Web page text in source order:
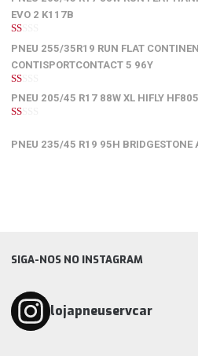
EVO 2 K117B
1
de
5
PNEU 255/35R19 RUN FLAT
CONTISPORTCONTACT 5 96Y
1
de
5
PNEU 205/45 R17 88W XL HIFLY HF805
5
PNEU 235/45 R19 95H BRIDGESTONE
SIGA-NOS NO INSTAGRAM
lojapneuservcar